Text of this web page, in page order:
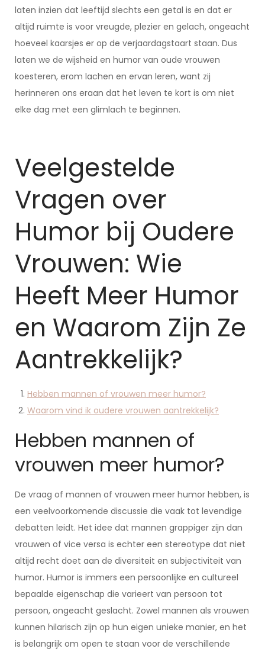
laten inzien dat leeftijd slechts een getal is en dat er
altijd ruimte is voor vreugde, plezier en gelach, ongeacht
hoeveel kaarsjes er op de verjaardagstaart staan. Dus
laten we de wijsheid en humor van oude vrouwen
koesteren, erom lachen en ervan leren, want zij
herinneren ons eraan dat het leven te kort is om niet
elke dag met een glimlach te beginnen.
Veelgestelde
Vragen over
Humor bij Oudere
Vrouwen: Wie
Heeft Meer Humor
en Waarom Zijn Ze
Aantrekkelijk?
Hebben mannen of vrouwen meer humor?
Waarom vind ik oudere vrouwen aantrekkelijk?
Hebben mannen of
vrouwen meer humor?
De vraag of mannen of vrouwen meer humor hebben, is
een veelvoorkomende discussie die vaak tot levendige
debatten leidt. Het idee dat mannen grappiger zijn dan
vrouwen of vice versa is echter een stereotype dat niet
altijd recht doet aan de diversiteit en subjectiviteit van
humor. Humor is immers een persoonlijke en cultureel
bepaalde eigenschap die varieert van persoon tot
persoon, ongeacht geslacht. Zowel mannen als vrouwen
kunnen hilarisch zijn op hun eigen unieke manier, en het
is belangrijk om open te staan voor de verschillende